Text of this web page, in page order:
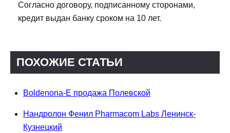
Согласно договору, подписанному сторонами,
кредит выдан банку сроком на 10 лет.
ПОХОЖИЕ СТАТЬИ
Boldenona-E продажа Полевской
Нандролон Фенил Pharmacom Labs Ленинск-
Кузнецкий